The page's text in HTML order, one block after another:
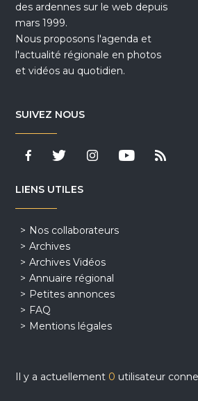
des ardennes sur le web depuis
mars 1999.
Nous proposons l'agenda et
l'actualité régionale en photos
et vidéos au quotidien.
SUIVEZ NOUS
LIENS UTILES
Nos collaborateurs
Archives
Archives Vidéos
Annuaire régional
Petites annonces
FAQ
Mentions légales
Il y a actuellement 0 utilisateur